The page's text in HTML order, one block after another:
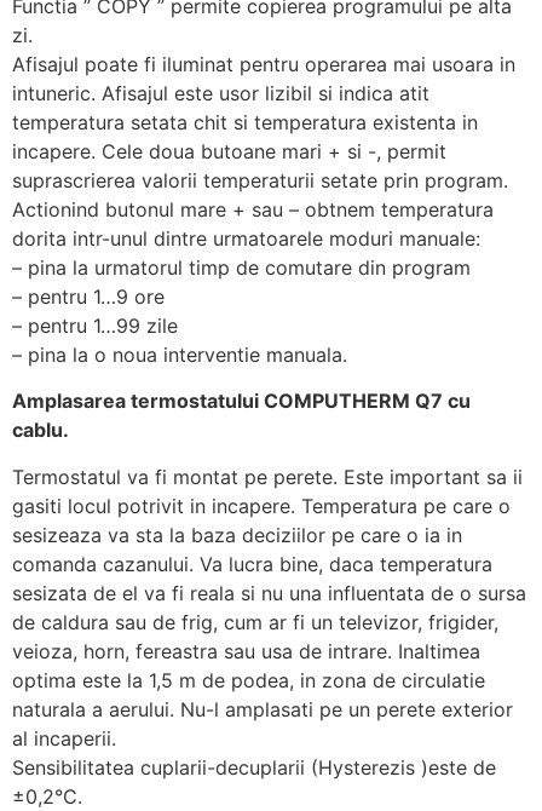
Functia ” COPY ” permite copierea programului pe alta
zi.
Afisajul poate fi iluminat pentru operarea mai usoara in
intuneric. Afisajul este usor lizibil si indica atit
temperatura setata chit si temperatura existenta in
incapere. Cele doua butoane mari + si -, permit
suprascrierea valorii temperaturii setate prin program.
Actionind butonul mare + sau – obtnem temperatura
dorita intr-unul dintre urmatoarele moduri manuale:
– pina la urmatorul timp de comutare din program
– pentru 1…9 ore
– pentru 1…99 zile
– pina la o noua interventie manuala.
Amplasarea termostatului COMPUTHERM Q7 cu
cablu.
Termostatul va fi montat pe perete. Este important sa ii
gasiti locul potrivit in incapere. Temperatura pe care o
sesizeaza va sta la baza deciziilor pe care o ia in
comanda cazanului. Va lucra bine, daca temperatura
sesizata de el va fi reala si nu una influentata de o sursa
de caldura sau de frig, cum ar fi un televizor, frigider,
veioza, horn, fereastra sau usa de intrare. Inaltimea
optima este la 1,5 m de podea, in zona de circulatie
naturala a aerului. Nu-l amplasati pe un perete exterior
al incaperii.
Sensibilitatea cuplarii-decuplarii (Hysterezis )este de
±0,2°C.